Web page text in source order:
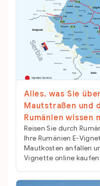
Alles, was Sie
Mautstraßen und
Rumänien wissen
Reisen Sie durch
Ihre Rumänien E-
Mautkosten anfallen
Vignette online kaufen